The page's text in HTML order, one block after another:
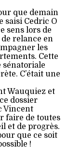
que demain
saisi Cedric O
sens lors de
relance en
les
Cette
sénatoriale
C’était une
Wauquiez et
dossier
Vincent
faire de toutes
et de progrès.
que ce soit
!